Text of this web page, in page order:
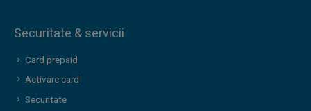
Securitate & servicii
Card prepaid
Activare card
Securitate